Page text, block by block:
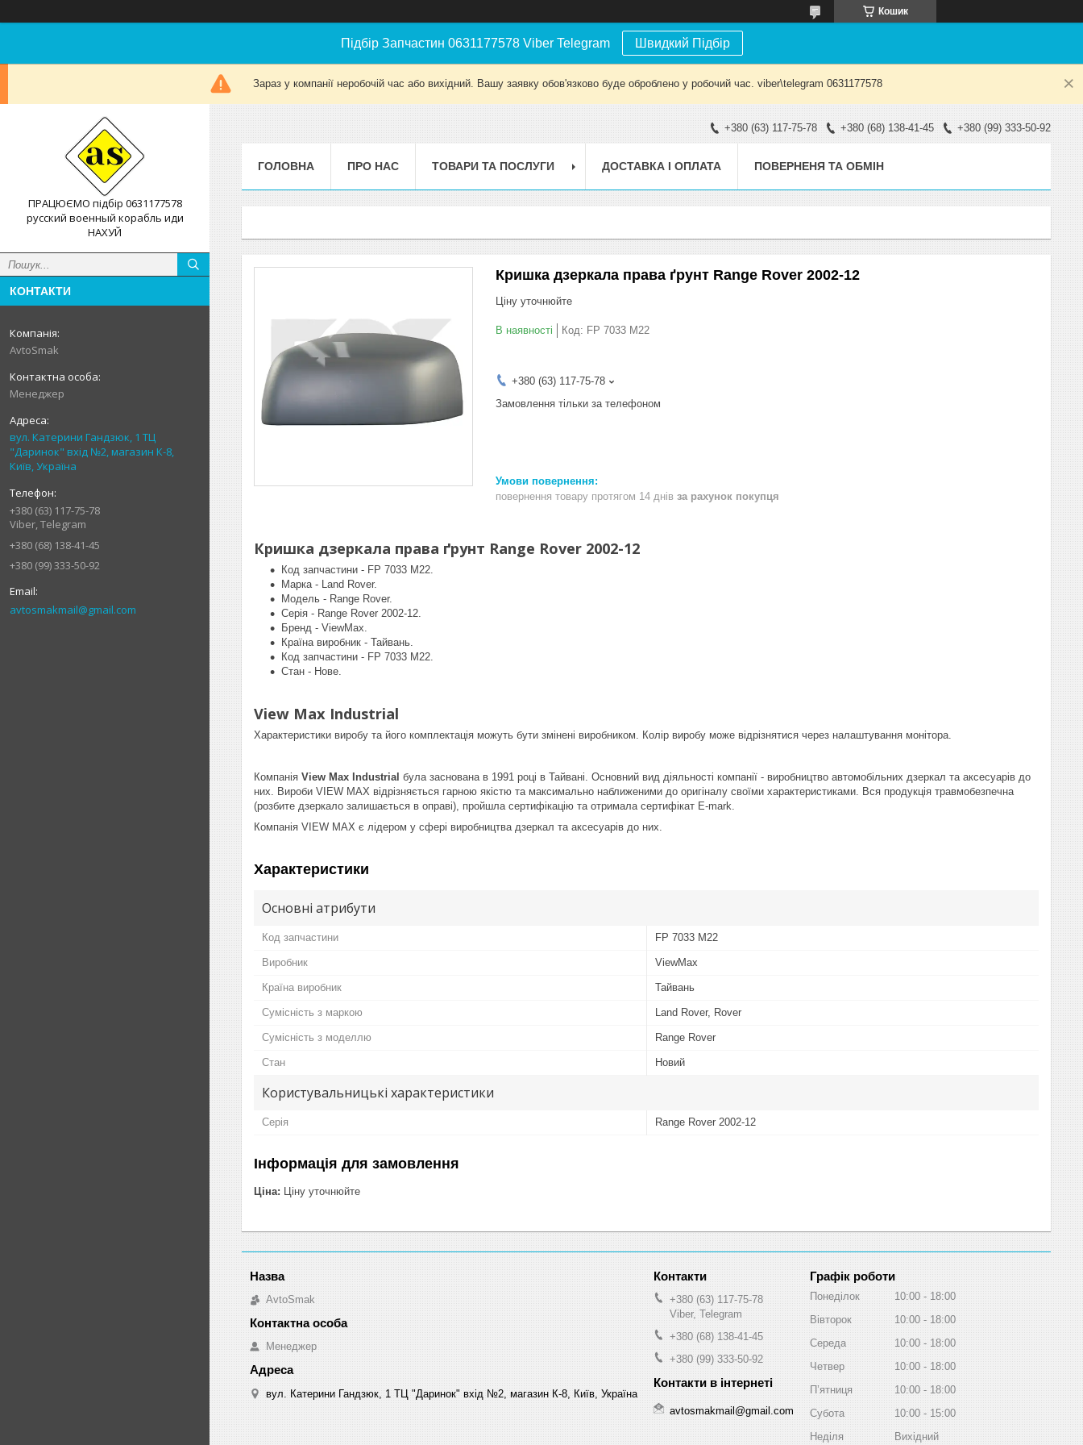
Кошик
Підбір Запчастин 0631177578 Viber Telegram Швидкий Підбір
Зараз у компанії неробочій час або вихідний. Вашу заявку обов'язково буде оброблено у робочий час. viber\telegram 0631177578
ПРАЦЮЄМО підбір 0631177578
русский военный корабль иди
НАХУЙ
КОНТАКТИ
AvtoSmak
Менеджер
вул. Катерини Гандзюк, 1 ТЦ
"Даринок" вхід №2, магазин К-8,
Київ, Україна
+380 (63) 117-75-78
Viber, Telegram
+380 (68) 138-41-45
+380 (99) 333-50-92
avtosmakmail@gmail.com
+380 (63) 117-75-78 +380 (68) 138-41-45 +380 (99) 333-50-92
ГОЛОВНА ПРО НАС ТОВАРИ ТА ПОСЛУГИ ДОСТАВКА І ОПЛАТА ПОВЕРНЕНЯ ТА ОБМІН
Кришка дзеркала права ґрунт Range Rover 2002-12
Ціну уточнюйте
В наявності Код: FP 7033 M22
+380 (63) 117-75-78
Замовлення тільки за телефоном
повернення товару протягом 14 днів за рахунок покупця
Кришка дзеркала права ґрунт Range Rover 2002-12
Код запчастини - FP 7033 M22.
Марка - Land Rover.
Модель - Range Rover.
Серія - Range Rover 2002-12.
Бренд - ViewMax.
Країна виробник - Тайвань.
Код запчастини - FP 7033 M22.
Стан - Нове.
View Max Industrial
Характеристики виробу та його комплектація можуть бути змінені виробником. Колір виробу може відрізнятися через налаштування монітора.
Компанія View Max Industrial була заснована в 1991 році в Тайвані. Основний вид діяльності компанії - виробництво автомобільних дзеркал та аксесуарів до
них. Вироби VIEW MAX відрізняється гарною якістю та максимально наближеними до оригіналу своїми характеристиками. Вся продукція травмобезпечна
(розбите дзеркало залишається в оправі), пройшла сертифікацію та отримала сертифікат Е-mark.
Компанія VIEW MAX є лідером у сфері виробництва дзеркал та аксесуарів до них.
Характеристики
Основні атрибути
Код запчастини FP 7033 M22
Виробник ViewMax
Країна виробник Тайвань
Сумісність з маркою Land Rover, Rover
Сумісність з моделлю Range Rover
Стан Новий
Користувальницькі характеристики
Серія Range Rover 2002-12
Інформація для замовлення
Ціна: Ціну уточнюйте
AvtoSmak
Менеджер
вул. Катерини Гандзюк, 1 ТЦ "Даринок" вхід №2, магазин К-8, Київ, Україна
+380 (63) 117-75-78
Viber, Telegram
+380 (68) 138-41-45
+380 (99) 333-50-92
avtosmakmail@gmail.com
Графік роботи
Понеділок 10:00
18:00
Вівторок
10:00
18:00
Середа
10:00
18:00
Четвер
10:00
18:00
Пʼятниця
10:00
18:00
Субота
10:00
15:00
Неділя
Вихідний